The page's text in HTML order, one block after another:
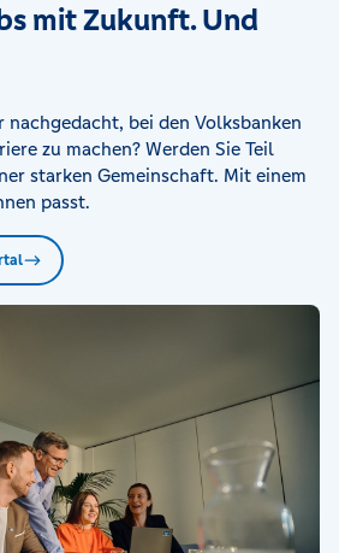
mit Zukunft. Und
nachgedacht, bei den Volksbanken
zu machen? Werden Sie Teil
starken Gemeinschaft. Mit einem
passt.